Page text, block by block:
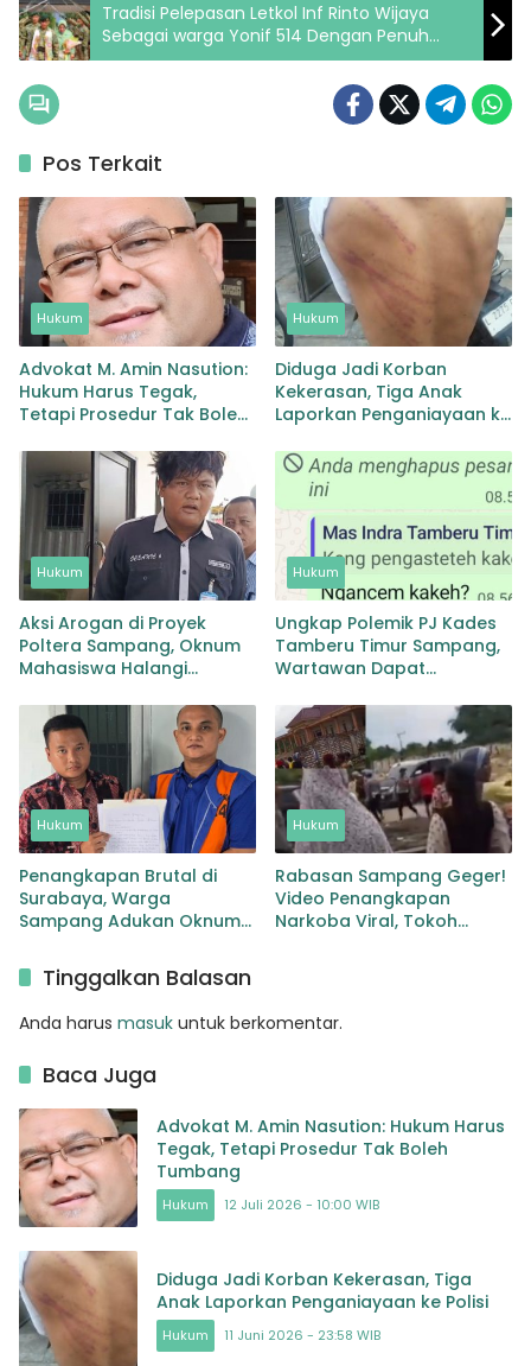
Tradisi Pelepasan Letkol Inf Rinto Wijaya
Sebagai warga Yonif 514 Dengan Penuh
Suka Cita
Pos Terkait
Hukum
Advokat M. Amin Nasution:
Hukum Harus Tegak,
Tetapi Prosedur Tak Boleh
Hukum
Diduga Jadi Korban
Kekerasan, Tiga Anak
Laporkan Penganiayaan ke
Hukum
Aksi Arogan di Proyek
Poltera Sampang, Oknum
Mahasiswa Halangi
Ketegangan
Hukum
Ungkap Polemik PJ Kades
Tamberu Timur Sampang,
Wartawan Dapat
Hukum
Penangkapan Brutal di
Surabaya, Warga
Sampang Adukan Oknum
Hukum
Rabasan Sampang Geger!
Video Penangkapan
Narkoba Viral, Tokoh
Tinggalkan Balasan
Anda harus masuk untuk berkomentar.
Baca Juga
Advokat M. Amin Nasution: Hukum Harus
Tegak, Tetapi Prosedur Tak Boleh
Tumbang
Hukum 12 Juli 2026 - 10:00 WIB
Diduga Jadi Korban Kekerasan, Tiga
Anak Laporkan Penganiayaan ke Polisi
Hukum 11 Juni 2026 - 23:58 WIB